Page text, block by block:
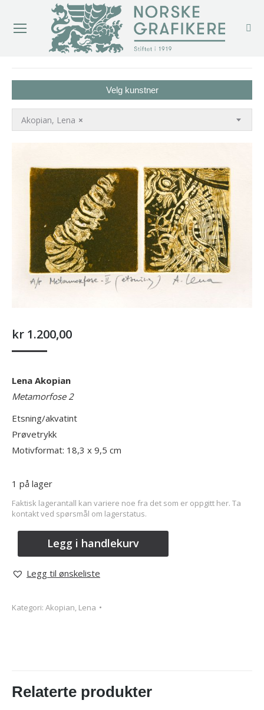
Velg kunstner
×
Akopian, Lena
kr 1.200,00
Lena Akopian
Metamorfose 2
Etsning/akvatint
Prøvetrykk
Motivformat: 18,3 x 9,5 cm
1 på lager
Faktisk lagerantall kan variere noe fra det som er oppgitt her. Ta
kontakt ved spørsmål om lagerstatus.
Legg i handlekurv
Legg til ønskeliste
Kategori: Akopian, Lena
Relaterte produkter